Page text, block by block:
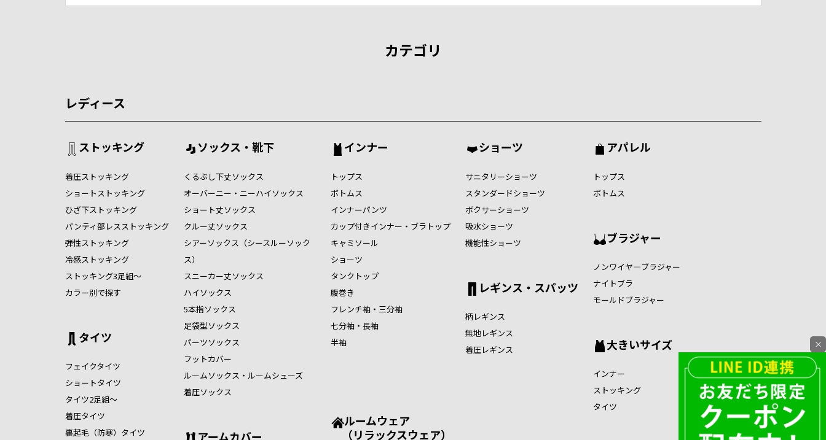
カテゴリ
レディース
ストッキング
着圧ストッキング
ショートストッキング
ひざ下ストッキング
パンティ部レスストッキング
弾性ストッキング
冷感ストッキング
ストッキング3足組～
カラー別で探す
タイツ
フェイクタイツ
ショートタイツ
タイツ2足組～
着圧タイツ
裏起毛（防寒）タイツ
ソックス・靴下
くるぶし下丈ソックス
オーバーニー・ニーハイソックス
ショート丈ソックス
クルー丈ソックス
シアーソックス（シースルーソック
ス）
スニーカー丈ソックス
ハイソックス
5本指ソックス
足袋型ソックス
パーツソックス
フットカバー
ルームソックス・ルームシューズ
着圧ソックス
アームカバー
インナー
トップス
ボトムス
インナーパンツ
カップ付きインナー・ブラトップ
キャミソール
ショーツ
タンクトップ
腹巻き
フレンチ袖・三分袖
七分袖・長袖
半袖
ショーツ
サニタリーショーツ
スタンダードショーツ
ボクサーショーツ
吸水ショーツ
機能性ショーツ
レギンス・スパッツ
柄レギンス
無地レギンス
着圧レギンス
アパレル
トップス
ボトムス
ブラジャー
ノンワイヤ―ブラジャー
ナイトブラ
モールドブラジャー
大きいサイズ
インナー
ストッキング
タイツ
ルームウェア
（リラックスウェア）
×